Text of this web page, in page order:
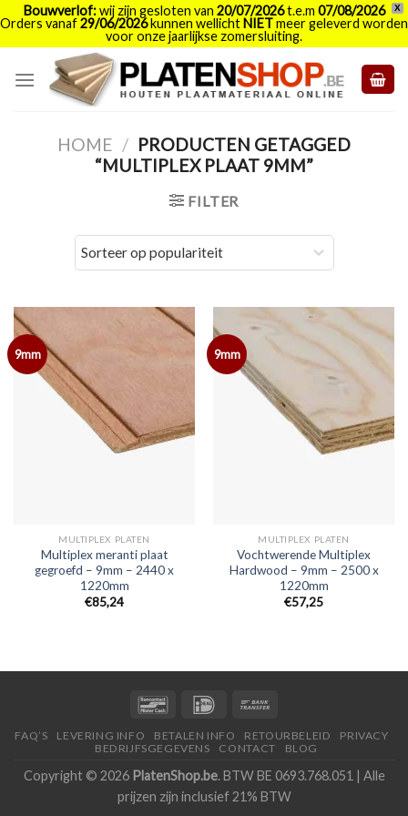
X
Bouwverlof:wij zijn gesloten van 20/07/2026t.e.m 07/08/2026
Orders vanaf29/06/2026kunnen wellichtNIETmeer geleverd worden
voor onze jaarlijkse zomersluiting.
HOME / PRODUCTEN GETAGGED
“MULTIPLEX PLAAT 9MM”
FILTER
9mm
MULTIPLEX PLATEN
Multiplex meranti plaat
gegroefd – 9mm – 2440 x
1220mm
€85,24
9mm
MULTIPLEX PLATEN
Vochtwerende Multiplex
Hardwood – 9mm – 2500 x
1220mm
€57,25
FAQ’S LEVERING INFO BETALEN INFO RETOURBELEID
PRIVACY
BEDRIJFSGEGEVENS
CONTACT BLOG
Copyright © 2026 PlatenShop.be. BTW BE 0693.768.051 | Alle
prijzen zijn inclusief 21% BTW